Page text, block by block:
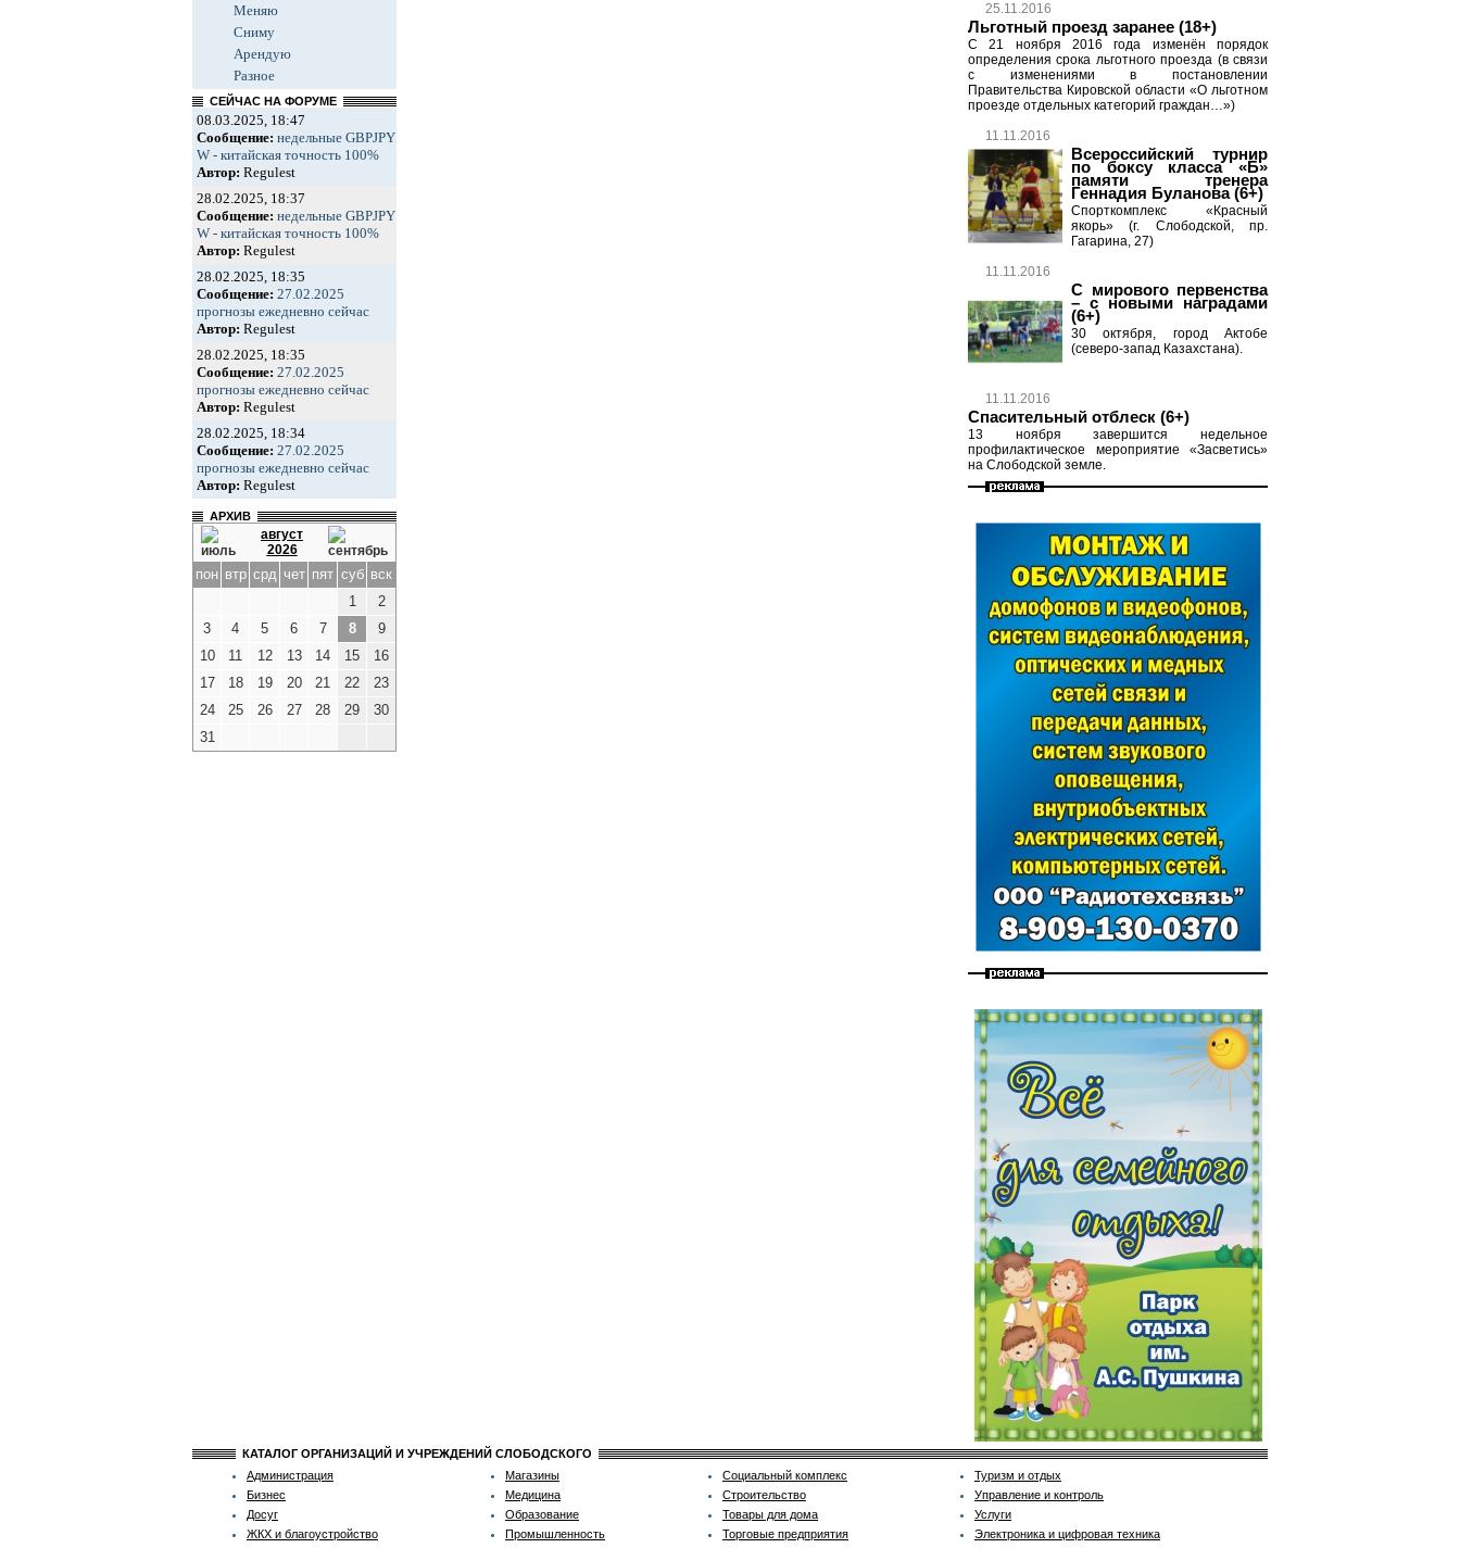
Меняю
Сниму
Арендую
Разное
СЕЙЧАС НА ФОРУМЕ
08.03.2025, 18:47
Сообщение: недельные GBPJPY
W - китайская точность 100%
Автор: Regulest
28.02.2025, 18:37
Сообщение: недельные GBPJPY
W - китайская точность 100%
Автор: Regulest
28.02.2025, 18:35
Сообщение: 27.02.2025
прогнозы ежедневно сейчас
Автор: Regulest
28.02.2025, 18:35
Сообщение: 27.02.2025
прогнозы ежедневно сейчас
Автор: Regulest
28.02.2025, 18:34
Сообщение: 27.02.2025
прогнозы ежедневно сейчас
Автор: Regulest
АРХИВ
август
2026
пон втр срд чет пят суб вск
1
2
3
4 5 6 7 8
9
10
11 12 13 14 15
16
17
18 19 20 21 22
23
24
25 26 27 28 29
30
31
25.11.2016
Льготный проезд заранее (18+)
С 21 ноября 2016 года изменён порядок
определения срока льготного проезда (в связи
с изменениями в постановлении
Правительства Кировской области «О льготном
проезде отдельных категорий граждан…»)
11.11.2016
Всероссийский турнир
по боксу класса «Б»
памяти тренера
Геннадия Буланова (6+)
Спорткомплекс «Красный
якорь» (г. Слободской, пр.
Гагарина, 27)
11.11.2016
С мирового первенства
– с новыми наградами
(6+)
30 октября, город Актобе
(северо-запад Казахстана).
11.11.2016
Спасительный отблеск (6+)
13 ноября завершится недельное
профилактическое мероприятие «Засветись»
на Слободской земле.
КАТАЛОГ ОРГАНИЗАЦИЙ И УЧРЕЖДЕНИЙ СЛОБОДСКОГО
Администрация
Бизнес
Досуг
ЖКХ и благоустройство
Магазины
Медицина
Образование
Промышленность
Социальный комплекс
Строительство
Товары для дома
Торговые предприятия
Туризм и отдых
Управление и контроль
Услуги
Электроника и цифровая техника